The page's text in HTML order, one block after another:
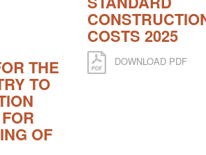
THE
TO
OF
COSTS 2025
DOWNLOAD PDF